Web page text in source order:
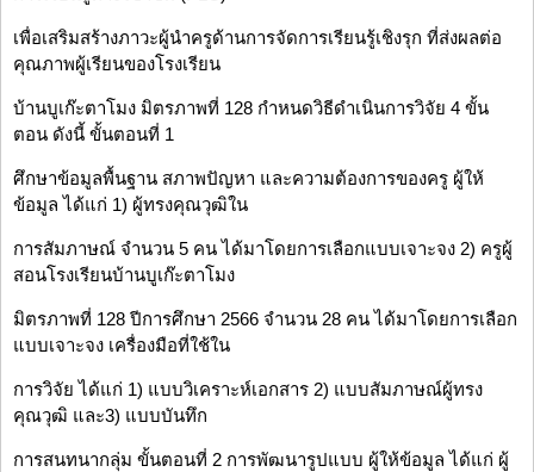
เพื่อเสริมสร้างภาวะผู้นำครูด้านการจัดการเรียนรู้เชิงรุก ที่ส่งผลต่อ
คุณภาพผู้เรียนของโรงเรียน
บ้านบูเก๊ะตาโมง มิตรภาพที่ 128 กำหนดวิธีดำเนินการวิจัย 4 ขั้น
ตอน ดังนี้ ขั้นตอนที่ 1
ศึกษาข้อมูลพื้นฐาน สภาพปัญหา และความต้องการของครู ผู้ให้
ข้อมูล ได้แก่ 1) ผู้ทรงคุณวุฒิใน
การสัมภาษณ์ จำนวน 5 คน ได้มาโดยการเลือกแบบเจาะจง 2) ครูผู้
สอนโรงเรียนบ้านบูเก๊ะตาโมง
มิตรภาพที่ 128 ปีการศึกษา 2566 จำนวน 28 คน ได้มาโดยการเลือก
แบบเจาะจง เครื่องมือที่ใช้ใน
การวิจัย ได้แก่ 1) แบบวิเคราะห์เอกสาร 2) แบบสัมภาษณ์ผู้ทรง
คุณวุฒิ และ3) แบบบันทึก
การสนทนากลุ่ม ขั้นตอนที่ 2 การพัฒนารูปแบบ ผู้ให้ข้อมูล ได้แก่ ผู้